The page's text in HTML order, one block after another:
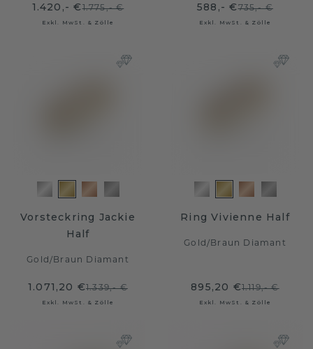
1.420,- €1.775,- €
Exkl. MwSt. & Zölle
588,- €735,- €
Exkl. MwSt. & Zölle
Vorsteckring Jackie
Half
Gold / Braun Diamant
1.071,20 €1.339,- €
Exkl. MwSt. & Zölle
Ring Vivienne Half
Gold / Braun Diamant
895,20 €1.119,- €
Exkl. MwSt. & Zölle